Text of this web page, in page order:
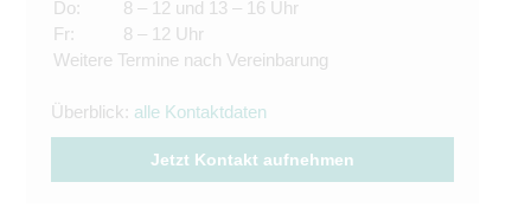
Do:
Fr:
8 – 12 und 13 – 16 Uhr
8 – 12 Uhr
Weitere Termine nach Vereinbarung
Überblick: alle Kontaktdaten
Jetzt Kontakt aufnehmen